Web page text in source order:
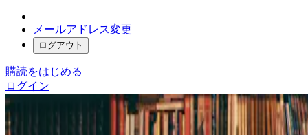
メールアドレス変更
ログアウト
購読をはじめる
ログイン